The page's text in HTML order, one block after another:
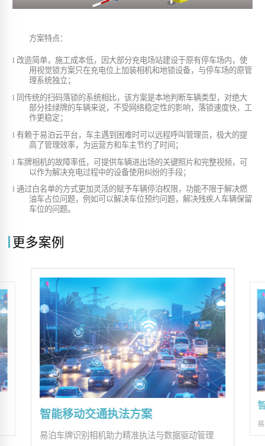
方案特点：
l 改造简单，施工成本低，因大部分充电场站建设于原有停车场内，使
用视觉锁方案只在充电位上加装相机和地锁设备，与停车场的原管
理系统独立；
l 同传统的扫码落锁的系统相比，该方案是本地判断车辆类型，对绝大
部分挂绿牌的车辆来说，不受网络稳定性的影响，落锁速度快，工
作更稳定；
l 有赖于易泊云平台，车主遇到困难时可以远程呼叫管理员，极大的提
高了管理效率，为运营方和车主节约了时间；
l 车牌相机的故障率低，可提供车辆进出场的关键照片和完整视频，可
以作为解决充电过程中的设备使用纠纷的手段；
l 通过白名单的方式更加灵活的赋予车辆停泊权限，功能不限于解决燃
油车占位问题，例如可以解决车位预约问题，解决残疾人车辆保留
车位的问题。
更多案例
智能移动交通执法方案
易泊车牌识别相机助力精准执法与数据驱动管理